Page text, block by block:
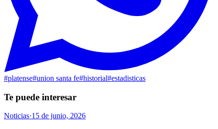
#platense#union santa fe#historial#estadisticas
Te puede interesar
Noticias·15 de junio, 2026